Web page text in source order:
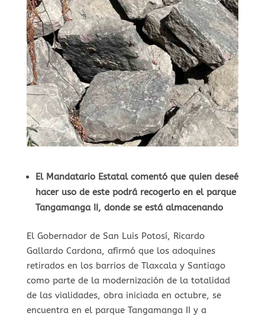
El Mandatario Estatal comentó que quien deseé
hacer uso de este podrá recogerlo en el parque
Tangamanga II, donde se está almacenando
El Gobernador de San Luis Potosí, Ricardo
Gallardo Cardona, afirmó que los adoquines
retirados en los barrios de Tlaxcala y Santiago
como parte de la modernización de la totalidad
de las vialidades, obra iniciada en octubre, se
encuentra en el parque Tangamanga II y a